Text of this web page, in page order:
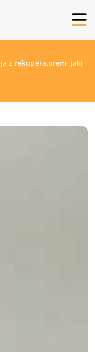
z rekuperatorem: jaki